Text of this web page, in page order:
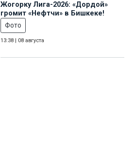
Жогорку Лига-2026: «Дордой»
громит «Нефтчи» в Бишкеке!
Фото
13:38 08 августа